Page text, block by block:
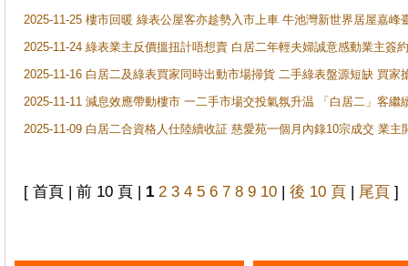
2025-11-25 樓市回暖 綠表公屋客亦趁勢入市上車 牛池灣新世界居屋嘉峰
2025-11-24 綠表業主反價搵扭計唔想賣 白居二年輕夫婦誠意感動業主簽
2025-11-16 白居二及綠表買家同時出動市場掃貨 二手綠表盤源短缺 買
2025-11-11 減息效應帶動樓市 一二手市場交投氣氛升温 「白居二」客
2025-11-09 白居二合資格人仕陸續收証 慈愛苑一個月內錄10宗成交 業
[ 首頁 | 前 10 頁 | 1 2 3 4 5 6 7 8 9 10 | 後 10 頁 | 尾頁 ]